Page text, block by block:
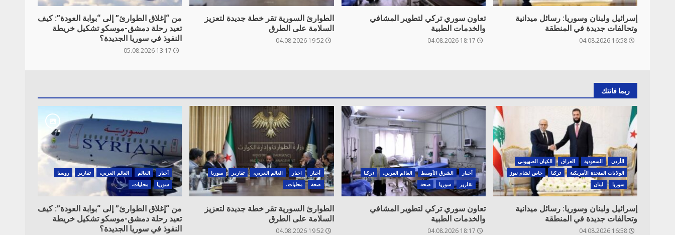
من “إغلاق الطوارئ” إلى “بوابة العودة”: كيف
تعيد رحلة دمشق-موسكو تشكيل خريطة
النفوذ في سوريا الجديدة؟
13:17 05.08.2026
الطوارئ السورية تقر خطة جديدة لتعزيز
السلامة على الطرق
19:52 04.08.2026
تعاون سوري تركي لتطوير المشافي
والخدمات الطبية
إسرائيل ولبنان وسوريا: رسائل ميدانية
وتحالفات جديدة في المنطقة
ربما فاتتك
أخبار العالم العالم العربي، تقارير
روسيا
سوريا
محليات،
من “إغلاق الطوارئ” إلى “بوابة العودة”: كيف
تعيد رحلة دمشق-موسكو تشكيل خريطة
النفوذ في سوريا الجديدة؟
أخبار اخبار العالم العربي، تقارير
سوريا
صحة
محليات،
الطوارئ السورية تقر خطة جديدة لتعزيز
السلامة على الطرق
19:52 04.08.2026
أخبار الشرق الأوسط العالم العربي،
تركيا
تقارير
سوريا صحة
تعاون سوري تركي لتطوير المشافي
والخدمات الطبية
الأردن السعودية العراق
الكيان الصهيوني
الولايات المتحدة الأمريكية
تركيا
خاص لشام نيوز
سوريا
لبنان
إسرائيل ولبنان وسوريا: رسائل ميدانية
وتحالفات جديدة في المنطقة